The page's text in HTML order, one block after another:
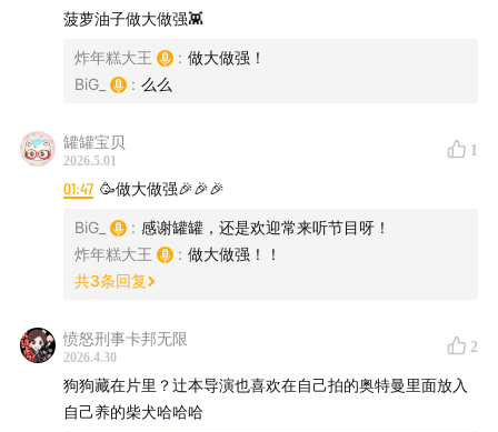
主播： BiG
嘉宾：导演 李文愉
制片人 王安忆
声音设计：高筒靴不是高同学
听友群 +V：BiG202107
菠萝油子做大做强👾
炸年糕大王 : 做大做强！
BiG_
: 么么
罐罐宝贝
2026.5.01
1
01:47 🥳做大做强🎉🎉🎉
BiG_ : 感谢罐罐，还是欢迎常来听节目呀！
炸年糕大王
: 做大做强！！
共3条回复
愤怒刑事卡邦无限
2026.4.30
2
狗狗藏在片里？辻本导演也喜欢在自己拍的奥特曼里面放入
自己养的柴犬哈哈哈